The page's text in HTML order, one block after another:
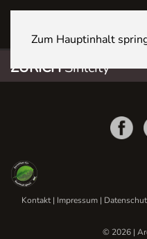
Zum Hauptinhalt
ZÜRICHSihlcity
Kontakt| Impressum |
© 2026 |